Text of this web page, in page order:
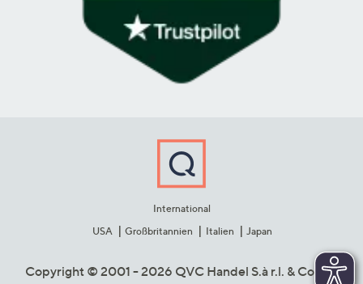
International
USA
Großbritannien Italien Japan
Copyright © 2001 - 2026 QVC Handel S.à r.l. & Co. KG